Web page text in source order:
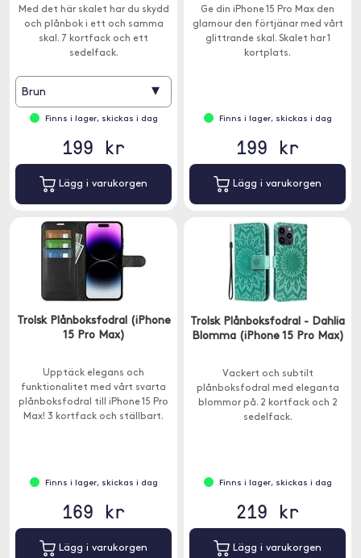
Med det här skalet har du skydd
och plånbok i ett och samma
skal. 7 kortfack och ett
sedelfack.
Brun ▾
Finns i lager, skickas i dag
199 kr
Lägg i varukorgen
Ge din iPhone 15 Pro Max den
glamour den förtjänar med vårt
glittrande skal. Skalet har 1
kortplats.
Finns i lager, skickas i dag
199 kr
Lägg i varukorgen
Trolsk Plånboksfodral (iPhone
15 Pro Max)
Upptäck elegans och
funktionalitet med vårt svarta
plånboksfodral till iPhone 15 Pro
Max! 3 kortfack och ställbart.
Finns i lager, skickas i dag
169 kr
Lägg i varukorgen
Trolsk Plånboksfodral - Dahlia
Blomma (iPhone 15 Pro Max)
Vackert och subtilt
plånboksfodral med eleganta
blommor på. 2 kortfack och 2
sedelfack.
Finns i lager, skickas i dag
219 kr
Lägg i varukorgen